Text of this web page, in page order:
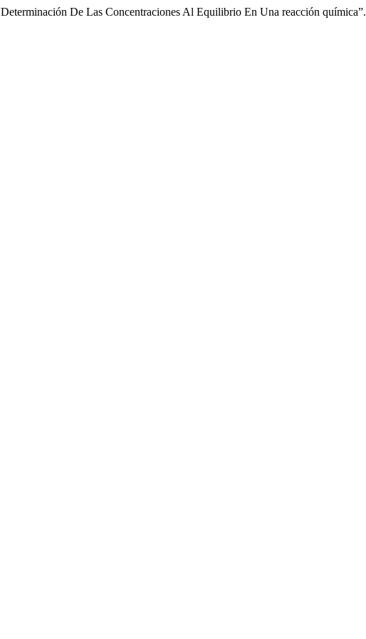
De Las Concentraciones Al Equilibrio En Una reacción química”.